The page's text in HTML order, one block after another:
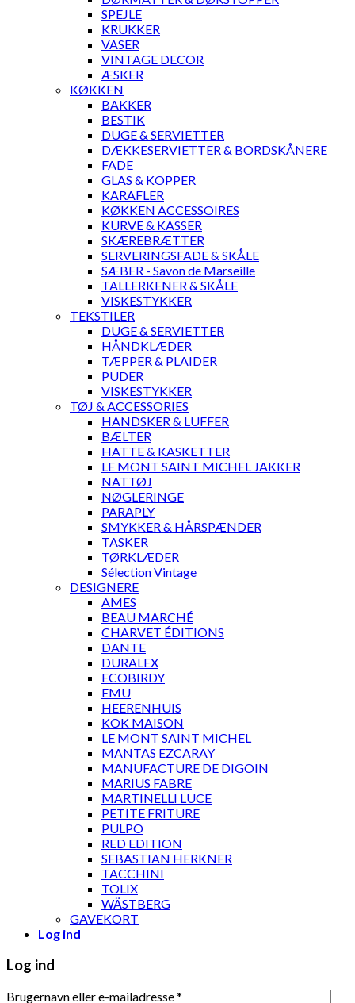
SPEJLE
KRUKKER
VASER
VINTAGE DECOR
ÆSKER
KØKKEN
BAKKER
BESTIK
DUGE & SERVIETTER
DÆKKESERVIETTER & BORDSKÅNERE
FADE
GLAS & KOPPER
KARAFLER
KØKKEN ACCESSOIRES
KURVE & KASSER
SKÆREBRÆTTER
SERVERINGSFADE & SKÅLE
SÆBER - Savon de Marseille
TALLERKENER & SKÅLE
VISKESTYKKER
TEKSTILER
DUGE & SERVIETTER
HÅNDKLÆDER
TÆPPER & PLAIDER
PUDER
VISKESTYKKER
TØJ & ACCESSORIES
HANDSKER & LUFFER
BÆLTER
HATTE & KASKETTER
LE MONT SAINT MICHEL JAKKER
NATTØJ
NØGLERINGE
PARAPLY
SMYKKER & HÅRSPÆNDER
TASKER
TØRKLÆDER
Sélection Vintage
DESIGNERE
AMES
BEAU MARCHÉ
CHARVET ÉDITIONS
DANTE
DURALEX
ECOBIRDY
EMU
HEERENHUIS
KOK MAISON
LE MONT SAINT MICHEL
MANTAS EZCARAY
MANUFACTURE DE DIGOIN
MARIUS FABRE
MARTINELLI LUCE
PETITE FRITURE
PULPO
RED EDITION
SEBASTIAN HERKNER
TACCHINI
TOLIX
WÄSTBERG
GAVEKORT
Log ind
Log ind
Brugernavn eller e-mailadresse*